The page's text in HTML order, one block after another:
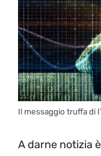
Il messaggio truffa di
A darne notizia